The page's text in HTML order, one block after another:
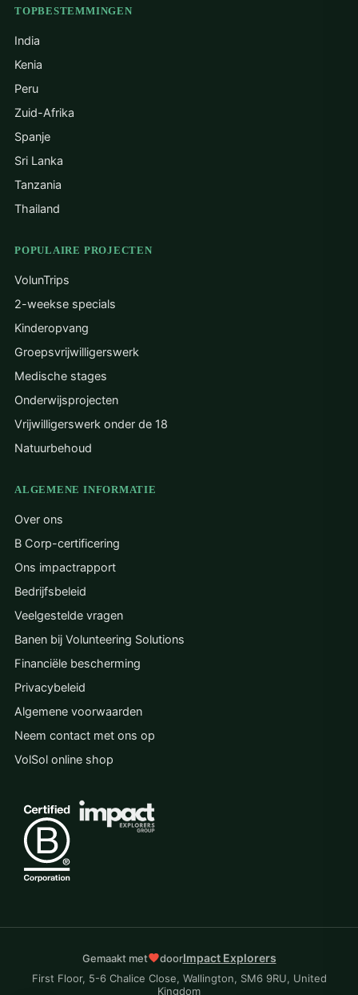
TOPBESTEMMINGEN
India
Kenia
Peru
Zuid-Afrika
Spanje
Sri Lanka
Tanzania
Thailand
POPULAIRE PROJECTEN
VolunTrips
2-weekse specials
Kinderopvang
Groepsvrijwilligerswerk
Medische stages
Onderwijsprojecten
Vrijwilligerswerk onder de 18
Natuurbehoud
ALGEMENE INFORMATIE
Over ons
B Corp-certificering
Ons impactrapport
Bedrijfsbeleid
Veelgestelde vragen
Banen bij Volunteering Solutions
Financiële bescherming
Privacybeleid
Algemene voorwaarden
Neem contact met ons op
VolSol online shop
Gemaakt met doorImpact Explorers
First Floor, 5-6 Chalice Close, Wallington, SM6 9RU, United
Kingdom